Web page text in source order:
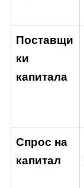
Поставщи
ки
капитала
Спрос на
капитал